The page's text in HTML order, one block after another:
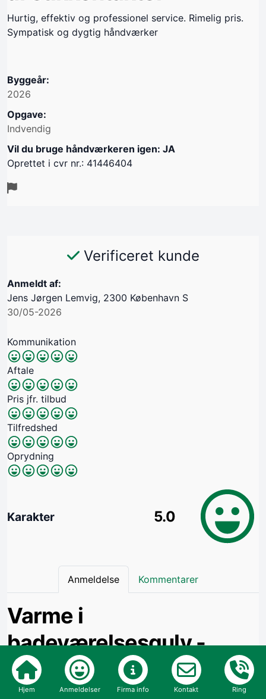
Hurtig, effektiv og professionel service. Rimelig pris.
Sympatisk og dygtig håndværker
Byggeår:
2026
Opgave:
Indvendig
Vil du bruge håndværkeren igen: JA
Oprettet i cvr nr.: 41446404
Verificeret kunde
Anmeldt af:
Jens Jørgen Lemvig, 2300 København S
30/05-2026
Kommunikation
Aftale
Pris jfr. tilbud
Tilfredshed
Oprydning
Karakter 5.0
Anmeldelse Kommentarer
Varme i
badeværelsesgulv -
opsat stikkontakt
Yderst venlig og dygtig elektriker som overholdt alle
Hjem Anmeldelser Firma info Kontakt Ring